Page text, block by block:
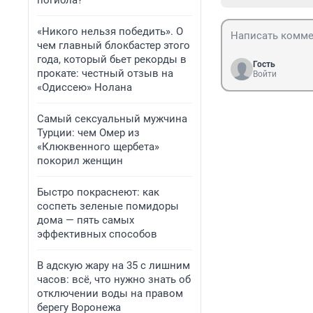
«Никого нельзя победить». О
чем главный блокбастер этого
года, который бьет рекорды в
прокате: честный отзыв на
«Одиссею» Нолана
Самый сексуальный мужчина
Турции: чем Омер из
«Клюквенного щербета»
покорил женщин
Быстро покраснеют: как
соспеть зеленые помидоры
дома — пять самых
эффективных способов
В адскую жару на 35 с лишним
часов: всё, что нужно знать об
отключении воды на правом
берегу Воронежа
Гость
Войти